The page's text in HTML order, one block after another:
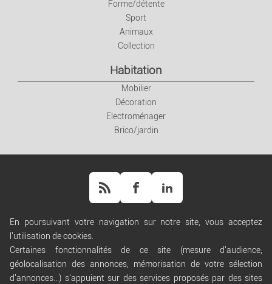
Forme/détente
Sport
Animaux
Collection
Habitation
Mobilier
Décoration
Electroménager
Brico/jardin
Règles de diffusion
Conditions générales d'utilisation
Conditions générales de vente
En poursuivant votre navigation sur notre site, vous acceptez
l'utilisation de cookies.
Certaines fonctionnalités de ce site (mesure d'audience,
géolocalisation des annonces, mémorisation de votre sélection
d'annonces...) s'appuient sur des services proposés par des sites